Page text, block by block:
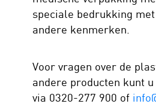
speciale bedrukking
andere kenmerken.
Voor vragen over de
andere producten kunt
via 0320-277 900 of